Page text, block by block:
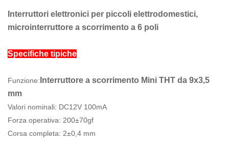
Interruttori elettronici per piccoli elettrodomestici,
microinterruttore a scorrimento a 6 poli
Specifiche tipiche
Funzione: Interruttore a scorrimento Mini THT da 9x3,5
mm
Valori nominali: DC12V 100mA
Forza operativa: 200±70gf
Corsa completa: 2±0,4 mm